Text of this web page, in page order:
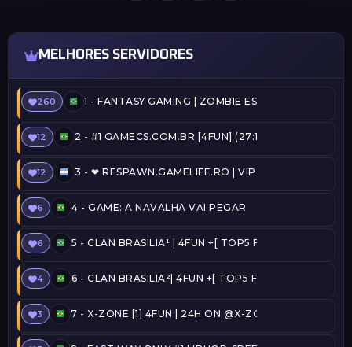
MELHORES SERVIDORES
260 1 - FANTASY GAMING | ZOMBIE ESCAPE |
12 2 - #1 GAMECS.COM.BR [4FUN] (27:19)
12 3 - ❤ RESPAWN.GAMELIFE.RO | VIP FREE | STEAM
6 4 - GAME: A NAVALHA VAI PEGAR
6 5 - CLAN BRASILIA¹ | 4FUN +[ TOP5 FREE ADMIN +
4 6 - CLAN BRASILIA²| 4FUN +[ TOP5 FREE ADMIN +
3 7 - X-ZONE [1] 4FUN | 24H ON @X-ZONE